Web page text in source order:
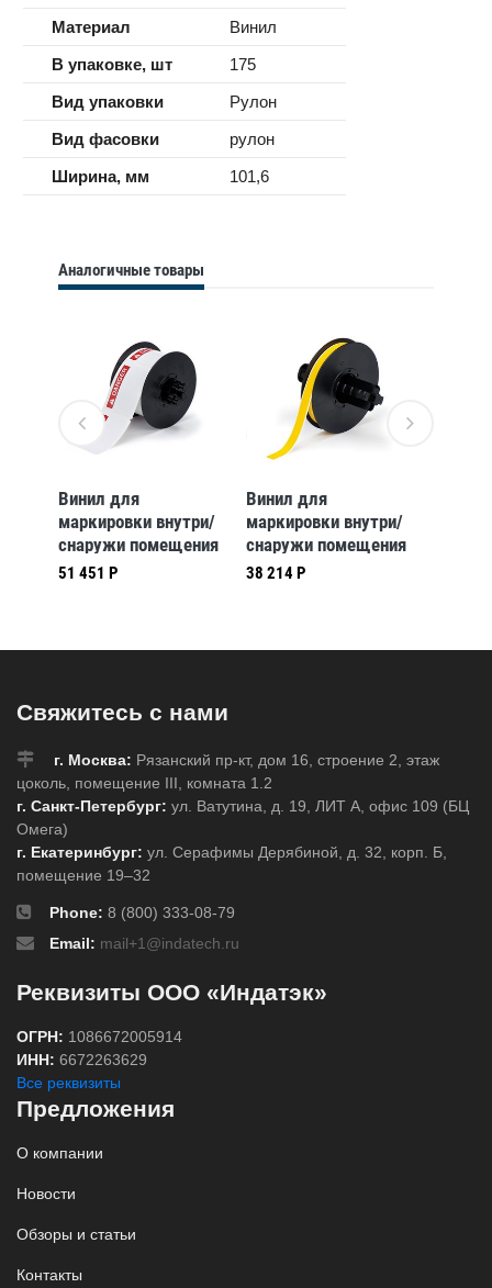
Материал
Винил
В упаковке, шт
175
Вид упаковки
Рулон
Вид фасовки
рулон
Ширина, мм
101,6
Аналогичные товары
Винил для
маркировки внутри/
снаружи помещения
B30-241-595-
51 451 Р
Винил для
маркировки внутри/
снаружи помещения
B30-246-595-HMIG,
38 214 Р
Свяжитесь с нами
г. Москва: Рязанский пр-кт, дом 16, строение 2, этаж
цоколь, помещение III, комната 1.2
г. Санкт-Петербург: ул. Ватутина, д. 19, ЛИТ А, офис 109 (БЦ
Омега)
г. Екатеринбург: ул. Серафимы Дерябиной, д. 32, корп. Б,
помещение 19–32
Phone: 8 (800) 333-08-79
Email: mail+1@indatech.ru
Реквизиты ООО «Индатэк»
ОГРН: 1086672005914
ИНН: 6672263629
Все реквизиты
Предложения
О компании
Новости
Обзоры и статьи
Контакты